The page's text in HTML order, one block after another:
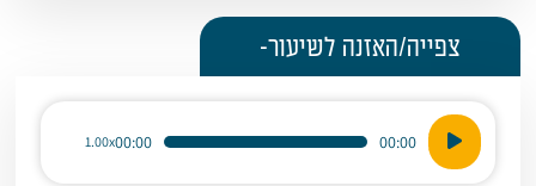
צפייה/האזנה לשיעור-
נגן
אודיו
00:00
00:00
1.00x